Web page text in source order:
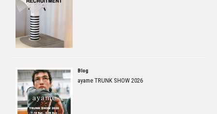
Blog
ayame TRUNK SHOW 2026